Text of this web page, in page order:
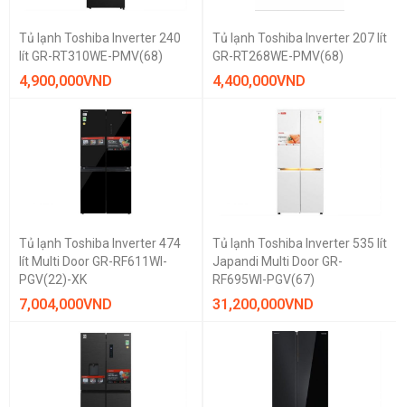
Tủ lạnh Toshiba Inverter 240
lít GR-RT310WE-PMV(68)
4,900,000VND
Tủ lạnh Toshiba Inverter 207 lít
GR-RT268WE-PMV(68)
4,400,000VND
Tủ lạnh Toshiba Inverter 474
lít Multi Door GR-RF611WI-
PGV(22)-XK
7,004,000VND
Tủ lạnh Toshiba Inverter 535 lít
Japandi Multi Door GR-
RF695WI-PGV(67)
31,200,000VND